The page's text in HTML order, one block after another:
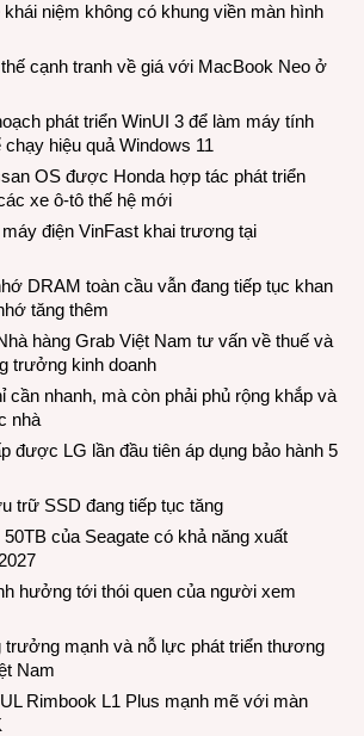
niệm không có khung viền màn hình
cạnh tranh về giá với MacBook Neo ở
phát triển WinUI 3 để làm máy tính
hiệu quả Windows 11
OS được Honda hợp tác phát triển
xe ô-tô thế hệ mới
điện VinFast khai trương tại
DRAM toàn cầu vẫn đang tiếp tục khan
tăng thêm
hàng Grab Việt Nam tư vấn về thuế và
trưởng kinh doanh
cần nhanh, mà còn phải phủ rộng khắp và
nhà
được LG lần đầu tiên áp dụng bảo hành 5
trữ SSD đang tiếp tục tăng
của Seagate có khả năng xuất
hưởng tới thói quen của người xem
trưởng mạnh và nỗ lực phát triển thương
Nam
Rimbook L1 Plus mạnh mẽ với màn